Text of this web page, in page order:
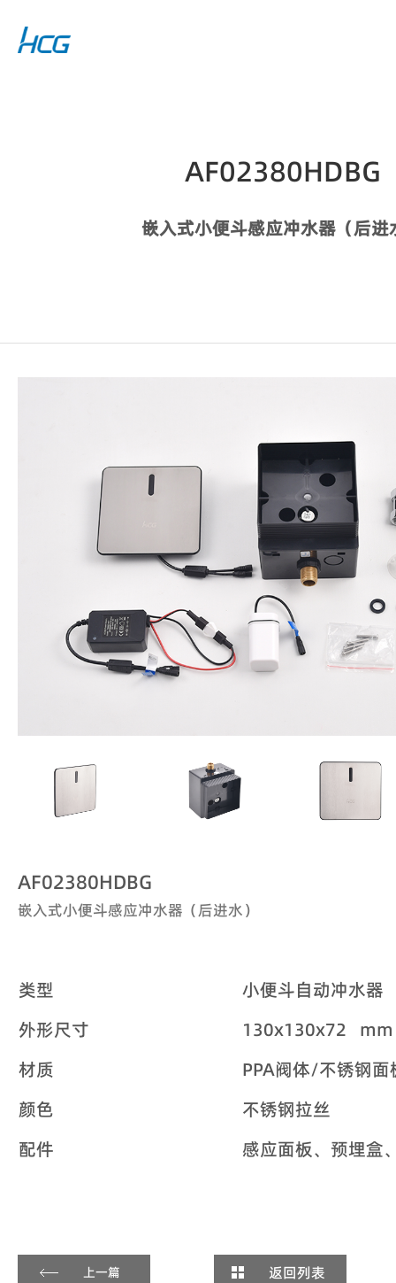
AF02380HDBG
嵌入式小便斗感应冲水器（后进
AF02380HDBG
嵌入式小便斗感应冲水器（后进水）
类型
小便斗自动冲水器
外形尺寸
130x130x72 mm
材质
PPA阀体/不锈钢面
颜色
不锈钢拉丝
配件
感应面板、预埋盒
上一篇 返回列表